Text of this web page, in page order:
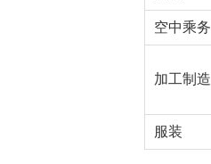
空中乘务
加工制造
服装